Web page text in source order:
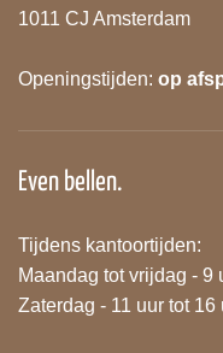
1011 CJ Amsterdam
Openingstijden: op
Even bellen.
Tijdens kantoortijden:
Maandag tot vrijdag - 9
Zaterdag - 11 uur tot 16